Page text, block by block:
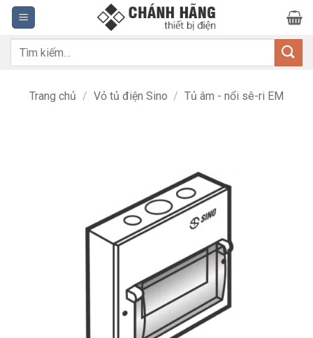
Bỏ
qua
nội
dung
Tìm
Trang chủ / Vỏ tủ điện Sino / Tủ âm - nổi sê-ri EM